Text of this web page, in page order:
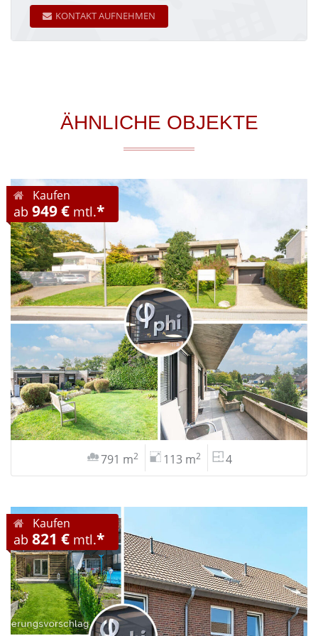
KONTAKT AUFNEHMEN
ÄHNLICHE OBJEKTE
Kaufen
ab 949 € mtl.*
791 m2 113 m2 4
Kaufen
ab 821 € mtl.*